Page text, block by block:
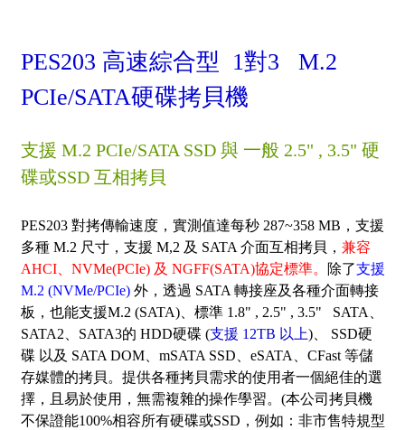
PES203 高速綜合型 1對3 M.2
PCIe/SATA硬碟拷貝機
支援 M.2 PCIe/SATA SSD 與 一般 2.5" , 3.5" 硬
碟或SSD 互相拷貝
PES203 對拷傳輸速度，實測值達每秒 287~358 MB， 支援
多種 M.2 尺寸， 支援 M,2 及 SATA 介面互相拷貝， 兼容
AHCI、NVMe(PCIe) 及 NGFF(SATA)協定標準。
除了支援
M.2 (NVMe/PCIe) 外，透過 SATA 轉接座及各種介面轉接
板，也能支援M.2 (SATA)、 標準 1.8" , 2.5" , 3.5" SATA、
SATA2、SATA3的 HDD硬碟 (支援 12TB 以上)、 SSD硬
碟 以及 SATA DOM、mSATA SSD、eSATA、CFast 等儲
存媒體的拷貝。提供各種拷貝需求的使用者一個絕佳的選
擇，且易於使用，無需複雜的操作學習。(本公司拷貝機
不保證能100%相容所有硬碟或SSD，例如：非市售特規型